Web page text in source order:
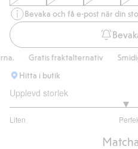
Bevaka och få e-post när din
Gratis fraktalternativ Smidig
Hitta i butik
Upplevd storlek
Liten
utav